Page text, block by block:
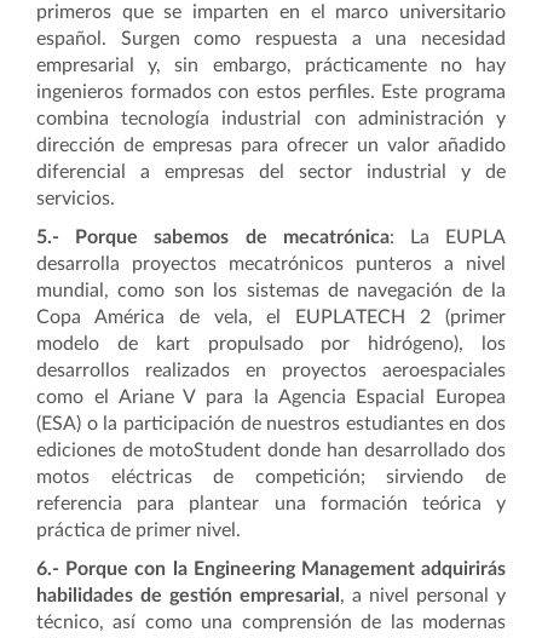
primeros que se imparten en el marco universitario
español. Surgen como respuesta a una necesidad
empresarial y, sin embargo, prácticamente no hay
ingenieros formados con estos perfiles. Este programa
combina tecnología industrial con administración y
dirección de empresas para ofrecer un valor añadido
diferencial a empresas del sector industrial y de
servicios.
5.-
Porque sabemos de mecatrónica: La EUPLA
desarrolla proyectos mecatrónicos punteros a nivel
mundial, como son los sistemas de navegación de la
Copa América de vela, el EUPLATECH 2 (primer
modelo de kart propulsado por hidrógeno), los
desarrollos realizados en proyectos aeroespaciales
como el Ariane V para la Agencia Espacial Europea
(ESA) o la participación de nuestros estudiantes en dos
ediciones de motoStudent donde han desarrollado dos
motos eléctricas de competición; sirviendo de
referencia para plantear una formación teórica y
práctica de primer nivel.
6.- Porque con la Engineering Management adquirirás
habilidades de gestión empresarial , a nivel personal y
técnico, así como una comprensión de las modernas